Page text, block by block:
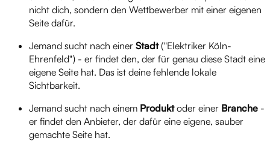
nicht dich, sondern den Wettbewerber mit einer eigenen
Seite dafür.
Jemand sucht nach einer Stadt("Elektriker Köln-
Ehrenfeld") - er findet den, der für genau diese Stadt eine
eigene Seite hat. Das ist deine fehlende lokale
Sichtbarkeit.
Jemand sucht nach einem Produktoder einer Branche -
er findet den Anbieter, der dafür eine eigene, sauber
gemachte Seite hat.